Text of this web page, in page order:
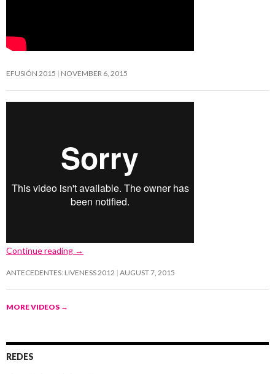
EFUSIÓN 2015 NOVEMBER 6, 2015
Continue reading →
ANTECEDENTES: LIVENESS 2012 AUGUST 7, 2015
MORE VIDEOS →
REDES